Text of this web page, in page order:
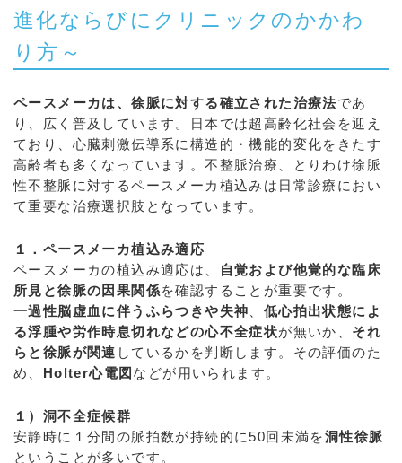
進化ならびにクリニックのかかわ
り方～
ペースメーカは、徐脈に対する確立された治療法であ
り、広く普及しています。日本では超高齢化社会を迎え
ており、心臓刺激伝導系に構造的・機能的変化をきたす
高齢者も多くなっています。不整脈治療、とりわけ徐脈
性不整脈に対するペースメーカ植込みは日常診療におい
て重要な治療選択肢となっています。
１．ペースメーカ植込み適応
ペースメーカの植込み適応は、
自覚および他覚的な臨床
所見と徐脈の因果関係を確認することが重要です。
一過性脳虚血に伴うふらつきや失神
低心拍出状態によ
る浮腫や労作時息切れなどの心不全症状が無いか、 それ
らと徐脈が関連 しているかを判断します。その評価のた
め、 Holter心電図 などが用いられます。
１）洞不全症候群
安静時に１分間の脈拍数が持続的に50回未満を洞性徐脈
ということが多いです。